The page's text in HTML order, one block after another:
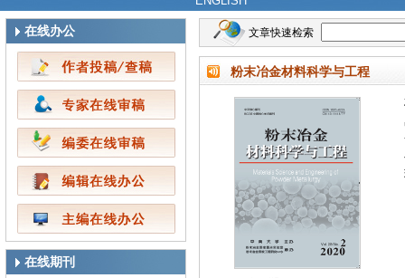
在线办公
在线期刊
文章快速检索
粉末冶金材料科学与工程